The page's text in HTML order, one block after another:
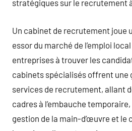
stratégiques sur le recrutement
Un cabinet de recrutement joue
essor du marché de l’emploi
entreprises à trouver les
cabinets spécialisés offrent une
services de recrutement, allant
cadres à l’embauche
gestion de la main-d’œuvre et le